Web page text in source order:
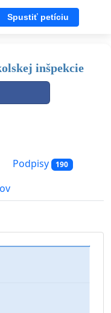
Spustiť petíciu
inšpekcie
Podpisy 190